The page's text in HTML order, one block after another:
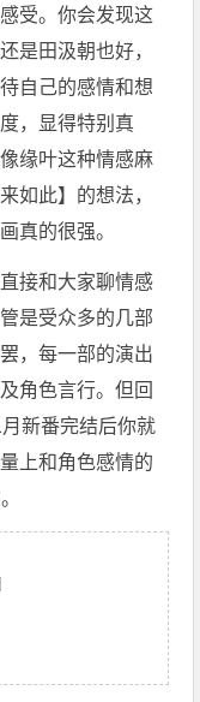
受。你会发现这
是田汲朝也好，
自己的感情和想
，显得特别真
缘叶这种情感麻
如此】的想法，
真的很强。
接和大家聊情感
是受众多的几部
，每一部的演出
角色言行。但回
新番完结后你就
上和角色感情的